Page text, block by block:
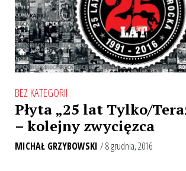
BEZ KATEGORII
Płyta „25 lat Tylko/
– kolejny zwycięzca
MICHAŁ GRZYBOWSKI / 8 grudnia, 2016